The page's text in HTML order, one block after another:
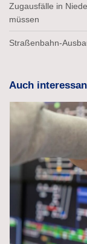
Zugausfälle in
müssen
Straßenbahn-
Auch